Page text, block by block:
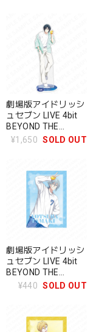
劇場版アイドリッシ
ュセブン LIVE 4bit
BEYOND THE
PERiOD アクリルス
¥1,650 SOLD OUT
劇場版アイドリッシ
ュセブン LIVE 4bit
BEYOND THE
PERiOD クリアファ
¥440 SOLD OUT